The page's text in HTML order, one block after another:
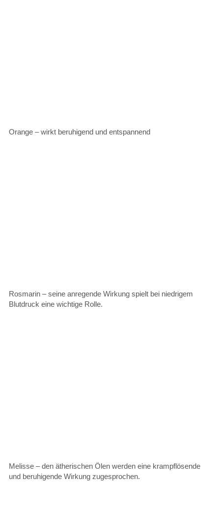
Orange – wirkt beruhigend und entspannend
Rosmarin – seine anregende Wirkung spielt bei niedrigem
Blutdruck eine wichtige Rolle.
Melisse – den ätherischen Ölen werden eine krampflösende
und beruhigende Wirkung zugesprochen.